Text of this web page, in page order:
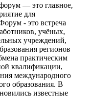
— это главное,
для
- это встреча
учёных,
учреждений,
регионов
практическим
квалификации,
международного
образования. В
известные